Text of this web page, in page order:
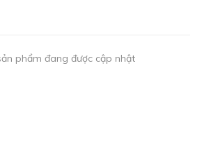
phẩm đang được cập nhật